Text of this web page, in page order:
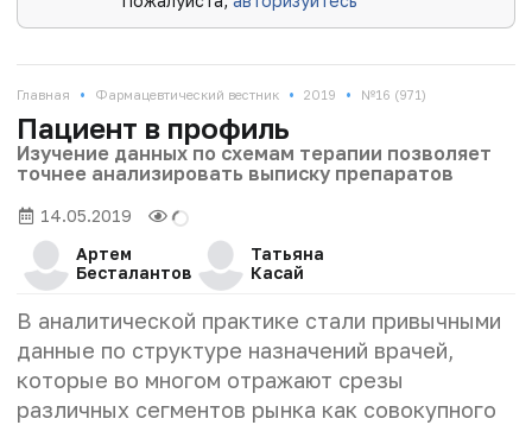
Главная • Фармацевтический вестник • 2019 • №16 (971)
Пациент в профиль
Изучение данных по схемам терапии позволяет
точнее анализировать выписку препаратов
14.05.2019
Артем
Бесталантов
Татьяна
Касай
В аналитической практике стали привычными
данные по структуре назначений врачей,
которые во многом отражают срезы
различных сегментов рынка как совокупного